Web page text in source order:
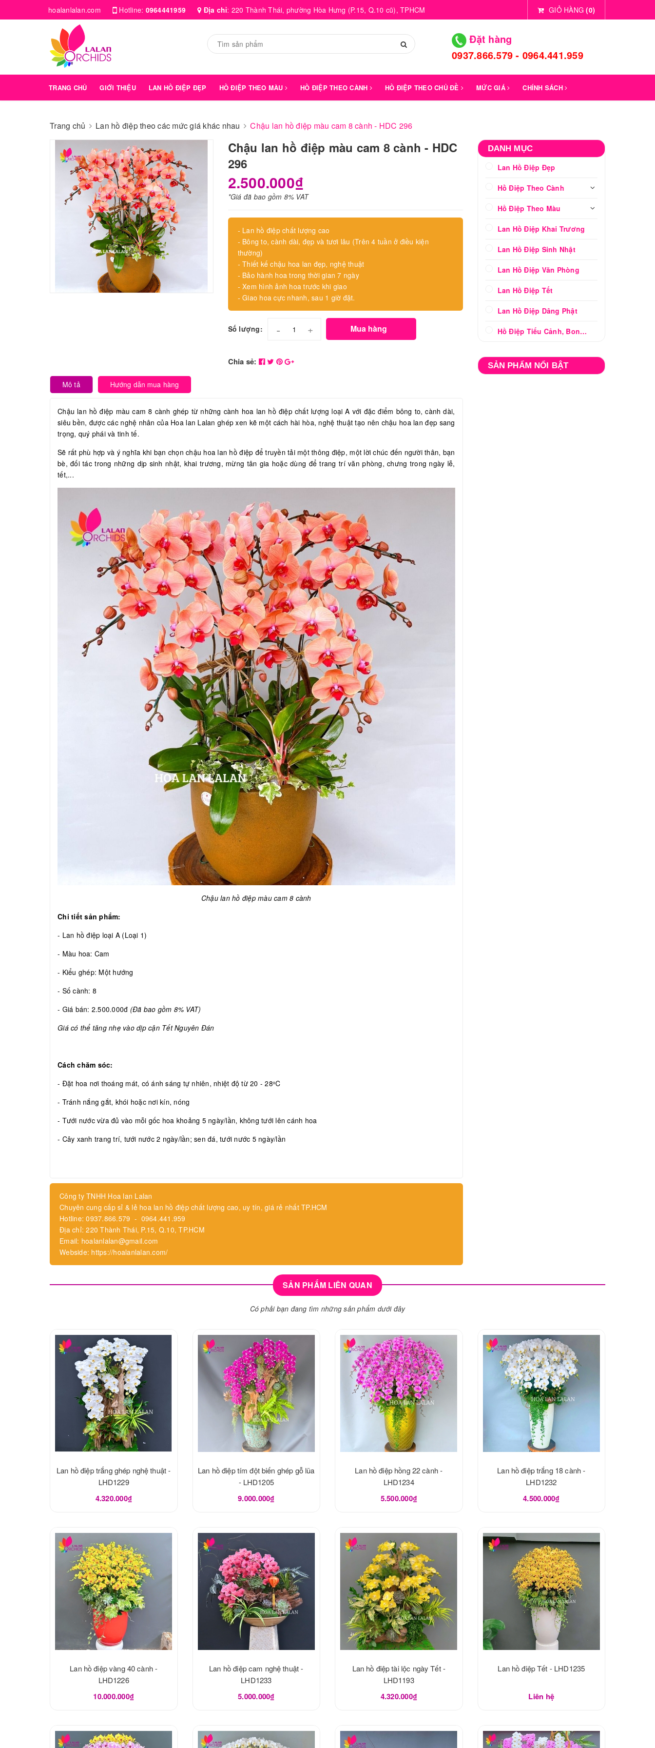
hoalanlalan.com Hotline: 0964441959 Địa chỉ: 220 Thành Thái, phường Hòa Hưng (P.15, Q.10 cũ), TPHCM GIỎ HÀNG (0)
Đặt hàng
0937.866.579 - 0964.441.959
TRANG CHỦ GIỚI THIỆU LAN HỒ ĐIỆP ĐẸP HỒ ĐIỆP THEO MÀU HỒ ĐIỆP THEO CÀNH HỒ ĐIỆP THEO CHỦ ĐỀ MỨC GIÁ CHÍNH SÁCH
Trang chủ Lan hồ điệp theo các mức giá khác nhau Chậu lan hồ điệp màu cam 8 cành - HDC 296
Chậu lan hồ điệp màu cam 8 cành - HDC
296
2.500.000₫
*Giá đã bao gồm 8% VAT
- Lan hồ điệp chất lượng cao
- Bông to, cành dài, đẹp và tươi lâu (Trên 4 tuần ở điều kiện
thường)
- Thiết kế chậu hoa lan đẹp, nghệ thuật
- Bảo hành hoa trong thời gian 7 ngày
- Xem hình ảnh hoa trước khi giao
- Giao hoa cực nhanh, sau 1 giờ đặt.
Số lượng: - + Mua hàng
Chia sẻ:
Mô tả Hướng dẫn mua hàng
Chậu lan hồ điệp màu cam 8 cành ghép từ những cành hoa lan hồ điệp chất lượng loại A với đặc điểm bông to, cành dài,
siêu bền, được các nghệ nhân của Hoa lan Lalan ghép xen kẽ một cách hài hòa, nghệ thuật tạo nên chậu hoa lan đẹp sang
trọng, quý phái và tinh tế.
Sẽ rất phù hợp và ý nghĩa khi bạn chọn chậu hoa lan hồ điệp để truyền tải một thông điệp, một lời chúc đến người thân, bạn
bè, đối tác trong những dịp sinh nhật, khai trương, mừng tân gia hoặc dùng để trang trí văn phòng, chưng trong ngày lễ,
tết,...
Chậu lan hồ điệp màu cam 8 cành
Chi tiết sản phẩm:
- Lan hồ điệp loại A (Loại 1)
- Màu hoa: Cam
- Kiểu ghép: Một hướng
- Số cành: 8
- Giá bán: 2.500.000đ (Đã bao gồm 8% VAT)
Giá có thể tăng nhẹ vào dịp cận Tết Nguyên Đán
Cách chăm sóc:
- Đặt hoa nơi thoáng mát, có ánh sáng tự nhiên, nhiệt độ từ 20 - 28oC
- Tránh nắng gắt, khói hoặc nơi kín, nóng
- Tưới nước vừa đủ vào mỗi gốc hoa khoảng 5 ngày/lần, không tưới lên cánh hoa
- Cây xanh trang trí, tưới nước 2 ngày/lần; sen đá, tưới nước 5 ngày/lần
Công ty TNHH Hoa lan Lalan
Chuyên cung cấp sỉ & lẻ hoa lan hồ điệp chất lượng cao, uy tín, giá rẻ nhất TP.HCM
Hotline: 0937.866.579 - 0964.441.959
Địa chỉ: 220 Thành Thái, P.15, Q.10, TP.HCM
Email: hoalanlalan@gmail.com
Webside: https://hoalanlalan.com/
DANH MỤC
Lan Hồ Điệp Đẹp
Hồ Điệp Theo Cành
Hồ Điệp Theo Màu
Lan Hồ Điệp Khai Trương
Lan Hồ Điệp Sinh Nhật
Lan Hồ Điệp Văn Phòng
Lan Hồ Điệp Tết
Lan Hồ Điệp Dâng Phật
Hồ Điệp Tiểu Cảnh, Bonsai
SẢN PHẨM NỔI BẬT
SẢN PHẨM LIÊN QUAN
Có phải bạn đang tìm những sản phẩm dưới đây
Lan hồ điệp trắng ghép nghệ thuật -
LHD1229
4.320.000₫
Lan hồ điệp tím đột biến ghép gỗ lũa
- LHD1205
9.000.000₫
Lan hồ điệp hồng 22 cành -
LHD1234
5.500.000₫
Lan hồ điệp trắng 18 cành -
LHD1232
4.500.000₫
Lan hồ điệp vàng 40 cành -
LHD1226
10.000.000₫
Lan hồ điệp cam nghệ thuật -
LHD1233
5.000.000₫
Lan hồ điệp tài lộc ngày Tết -
LHD1193
4.320.000₫
Lan hồ điệp Tết - LHD1235
Liên hệ